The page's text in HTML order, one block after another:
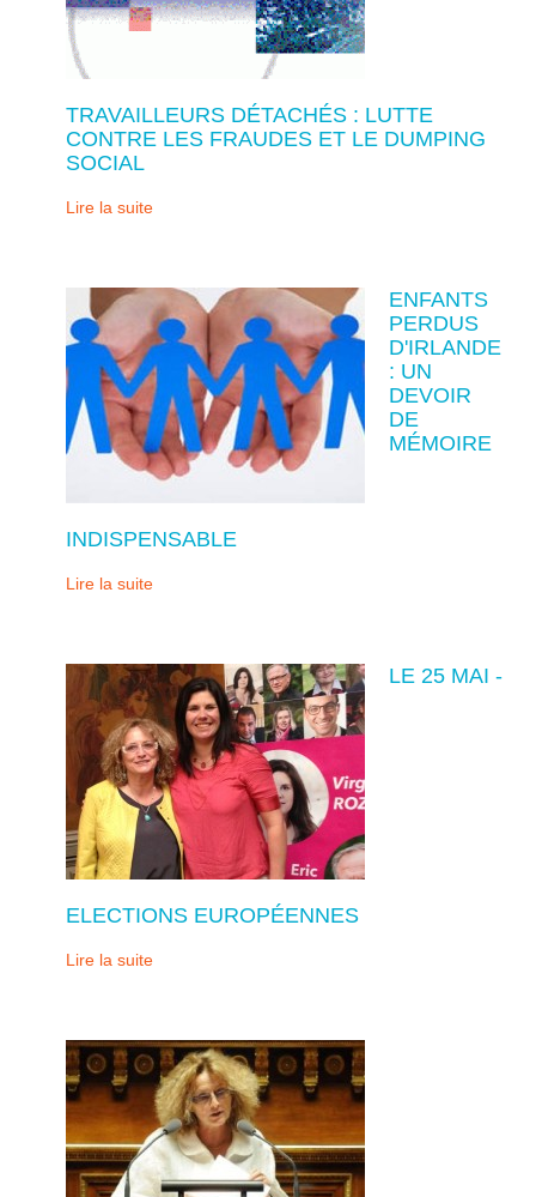
TRAVAILLEURS DÉTACHÉS : LUTTE
CONTRE LES FRAUDES ET LE DUMPING
SOCIAL
Lire la suite
ENFANTS
PERDUS
D'IRLANDE
: UN
DEVOIR
DE
MÉMOIRE
INDISPENSABLE
Lire la suite
LE 25 MAI -
ELECTIONS EUROPÉENNES
Lire la suite